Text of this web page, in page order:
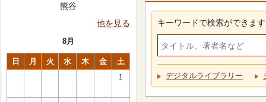
熊谷
他を見る
8月
日 月 火 水 木 金 土
1
キーワードで検索ができます
デジタルライブラリー